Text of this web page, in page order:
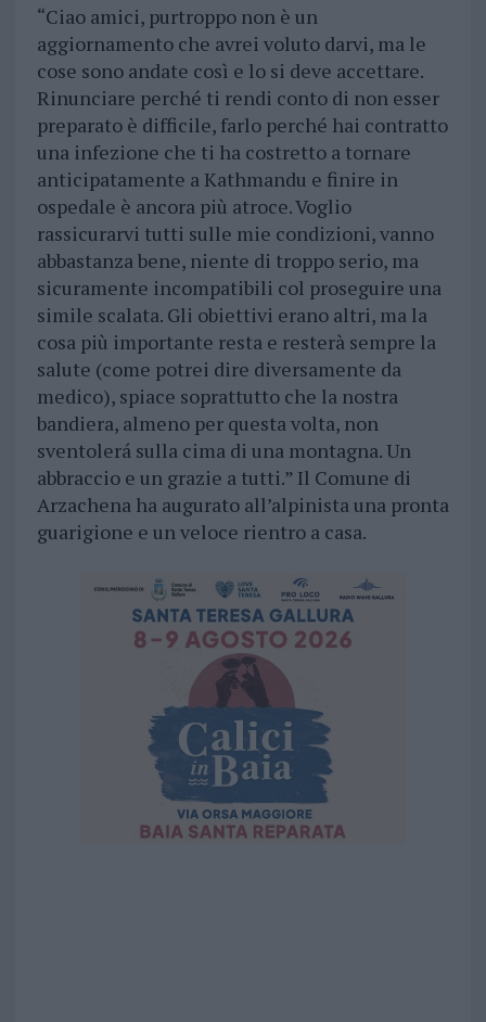
“Ciao amici, purtroppo non è un
aggiornamento che avrei voluto darvi, ma le
cose sono andate così e lo si deve accettare.
Rinunciare perché ti rendi conto di non esser
preparato è difficile, farlo perché hai contratto
una infezione che ti ha costretto a tornare
anticipatamente a Kathmandu e finire in
ospedale è ancora più atroce. Voglio
rassicurarvi tutti sulle mie condizioni, vanno
abbastanza bene, niente di troppo serio, ma
sicuramente incompatibili col proseguire una
simile scalata. Gli obiettivi erano altri, ma la
cosa più importante resta e resterà sempre la
salute (come potrei dire diversamente da
medico), spiace soprattutto che la nostra
bandiera, almeno per questa volta, non
sventolerá sulla cima di una montagna. Un
abbraccio e un grazie a tutti.” Il Comune di
Arzachena ha augurato all’alpinista una pronta
guarigione e un veloce rientro a casa.